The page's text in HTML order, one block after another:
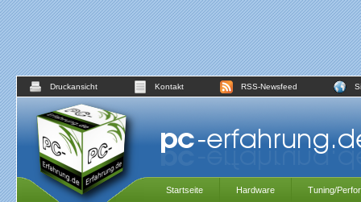
Druckansicht Kontakt RSS-Newsfeed
Startseite Hardware Tuning/